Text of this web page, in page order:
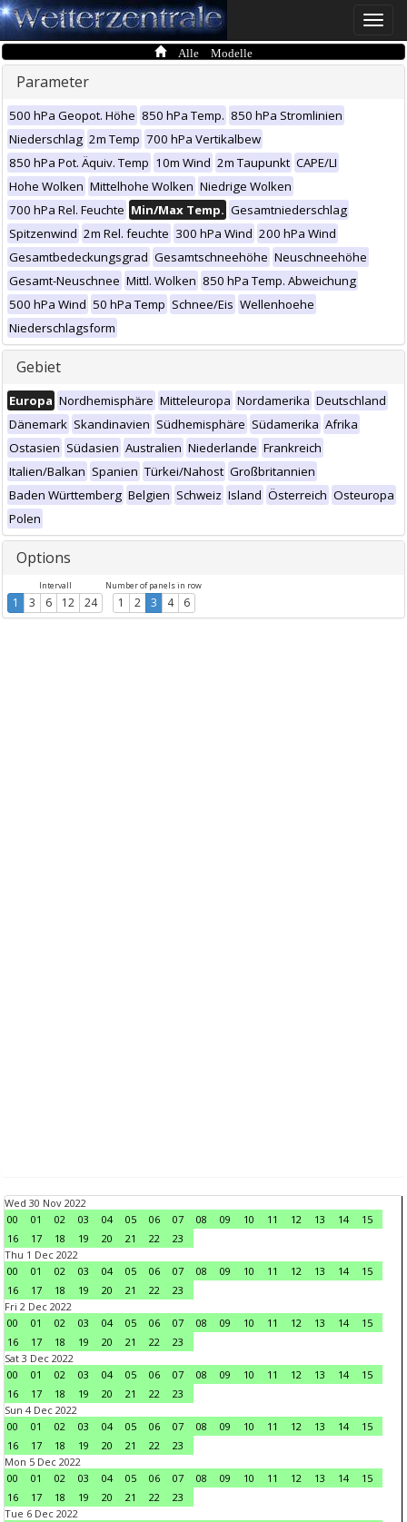
Toggle
Alle Modelle
Parameter
500 hPa Geopot. Höhe 850 hPa Temp. 850 hPa Stromlinien
Niederschlag 2m Temp 700 hPa Vertikalbew
850 hPa Pot. Äquiv. Temp 10m Wind 2m Taupunkt CAPE/LI
Hohe Wolken Mittelhohe Wolken Niedrige Wolken
700 hPa Rel. Feuchte Min/Max Temp. Gesamtniederschlag
Spitzenwind 2m Rel. feuchte 300 hPa Wind 200 hPa Wind
Gesamtbedeckungsgrad Gesamtschneehöhe Neuschneehöhe
Gesamt-Neuschnee Mittl. Wolken 850 hPa Temp. Abweichung
500 hPa Wind 50 hPa Temp Schnee/Eis Wellenhoehe
Niederschlagsform
Gebiet
Europa Nordhemisphäre Mitteleuropa Nordamerika Deutschland
Dänemark Skandinavien Südhemisphäre Südamerika Afrika
Ostasien Südasien Australien Niederlande Frankreich
Italien/Balkan Spanien Türkei/Nahost Großbritannien
Baden Württemberg Belgien Schweiz Island Österreich Osteuropa
Polen
Options
Intervall
1 3 6 12 24
Number of panels in row
1 2 3 4 6
Wed 30 Nov 2022
00
01 02 03 04 05 06 07 08 09 10 11 12 13 14
15
16
17 18 19 20 21 22
23
Thu 1 Dec 2022
00
01 02 03 04 05 06 07 08 09 10 11 12 13 14
15
16
17 18 19 20 21 22
23
Fri 2 Dec 2022
00
01 02 03 04 05 06 07 08 09 10 11 12 13 14
15
16
17 18 19 20 21 22
23
Sat 3 Dec 2022
00
01 02 03 04 05 06 07 08 09 10 11 12 13 14
15
16
17 18 19 20 21 22
23
Sun 4 Dec 2022
00
01 02 03 04 05 06 07 08 09 10 11 12 13 14
15
16
17 18 19 20 21 22
23
Mon 5 Dec 2022
00
01 02 03 04 05 06 07 08 09 10 11 12 13 14
15
16
17 18 19 20 21 22
23
Tue 6 Dec 2022